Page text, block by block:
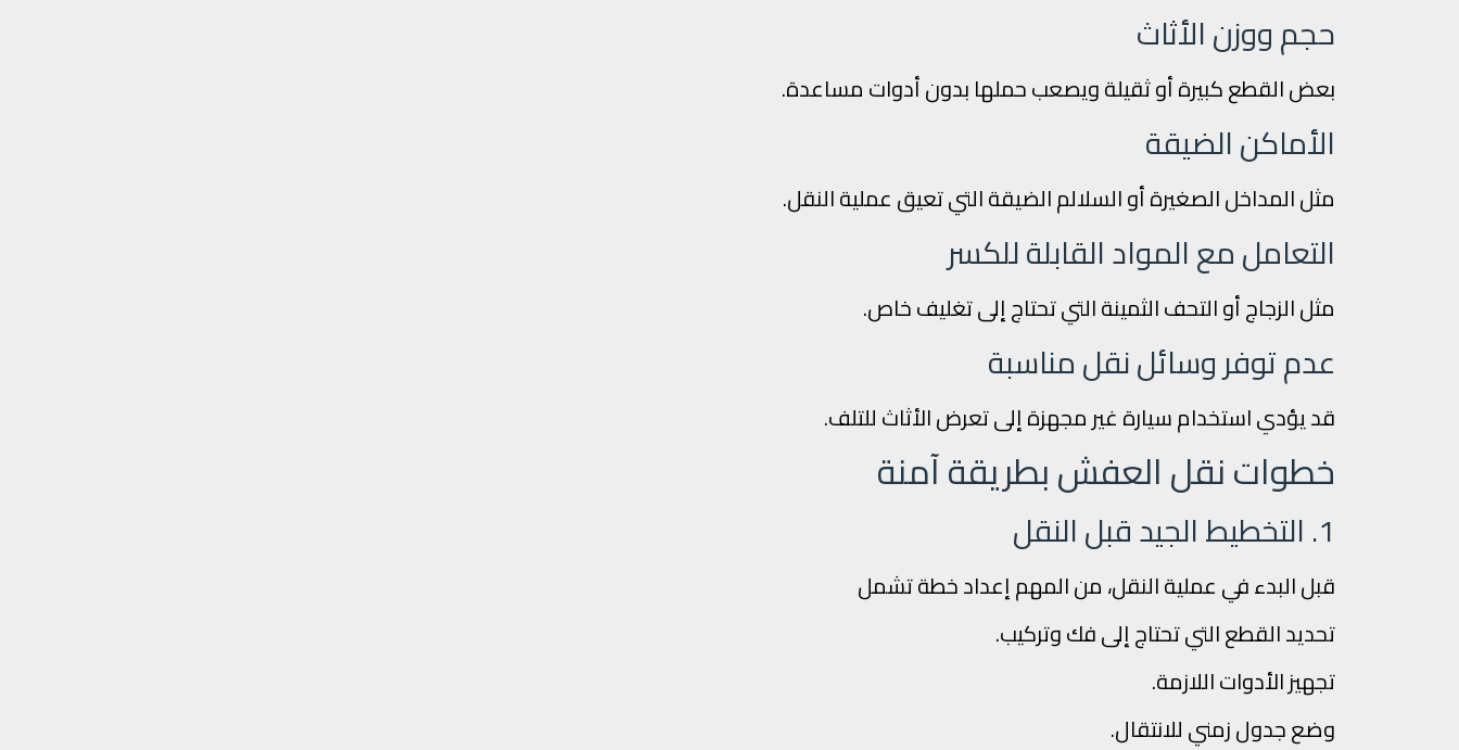
حجم ووزن الأثاث
بعض القطع كبيرة أو ثقيلة ويصعب حملها بدون أدوات مساعدة.
الأماكن الضيقة
مثل المداخل الصغيرة أو السلالم الضيقة التي تعيق عملية النقل.
التعامل مع المواد القابلة للكسر
مثل الزجاج أو التحف الثمينة التي تحتاج إلى تغليف خاص.
عدم توفر وسائل نقل مناسبة
قد يؤدي استخدام سيارة غير مجهزة إلى تعرض الأثاث للتلف.
خطوات نقل العفش بطريقة آمنة
1. التخطيط الجيد قبل النقل
قبل البدء في عملية النقل، من المهم إعداد خطة تشمل
تحديد القطع التي تحتاج إلى فك وتركيب.
تجهيز الأدوات اللازمة.
وضع جدول زمني للانتقال.